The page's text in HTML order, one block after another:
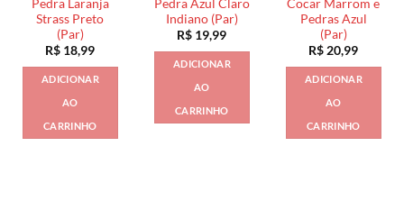
Pedra Laranja
Strass Preto
(Par)
R$ 18,99
ADICIONAR
AO
CARRINHO
Pedra Azul Claro
Indiano (Par)
R$ 19,99
ADICIONAR
AO
CARRINHO
Cocar Marrom e
Pedras Azul
(Par)
R$ 20,99
ADICIONAR
AO
CARRINHO